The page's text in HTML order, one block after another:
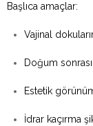
Başlıca amaçlar:
Vajinal
Doğum
Estetik
İdrar kaçırma